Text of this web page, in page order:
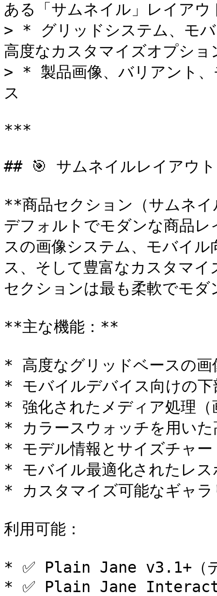
ある「サムネイル」レイアウ
> * グリッドシステム、モバ
高度なカスタマイズオプショ
> * 製品画像、バリアント、
ス
***
## 🎯 サムネイルレイアウ
**商品セクション（サム
デフォルトでモダンな商品
スの画像システム、モバイ
ス、そして豊富なカスタマ
セクションは最も柔軟でモダ
**主な機能：**
* 高度なグリッドベースの画
* モバイルデバイス向けの
* 強化されたメディア処理（
* カラースウォッチを用いた
* モデル情報とサイズチャー
* モバイル最適化されたレス
* カスタマイズ可能なギャラ
利用可能：
* ✅ Plain Jane v3.1+（
* ✅ Plain Jane